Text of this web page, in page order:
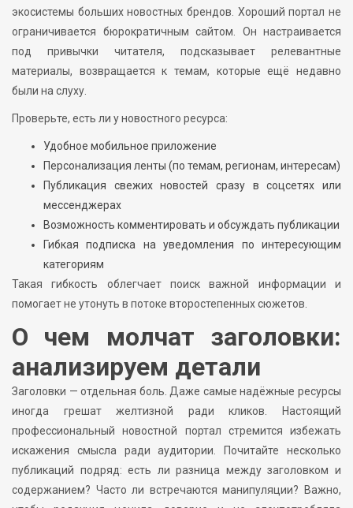
экосистемы больших новостных брендов. Хороший портал не
ограничивается бюрократичным сайтом. Он настраивается
под привычки читателя, подсказывает релевантные
материалы, возвращается к темам, которые ещё недавно
были на слуху.
Проверьте, есть ли у новостного ресурса:
Удобное мобильное приложение
Персонализация ленты (по темам, регионам, интересам)
Публикация свежих новостей сразу в соцсетях или
мессенджерах
Возможность комментировать и обсуждать публикации
Гибкая подписка на уведомления по интересующим
категориям
Такая гибкость облегчает поиск важной информации и
помогает не утонуть в потоке второстепенных сюжетов.
О чем молчат заголовки:
анализируем детали
Заголовки — отдельная боль. Даже самые надёжные ресурсы
иногда грешат желтизной ради кликов. Настоящий
профессиональный новостной портал стремится избежать
искажения смысла ради аудитории. Почитайте несколько
публикаций подряд: есть ли разница между заголовком и
содержанием? Часто ли встречаются манипуляции? Важно,